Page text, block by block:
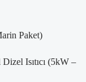
Paket)
Isıtıcı (5kW –